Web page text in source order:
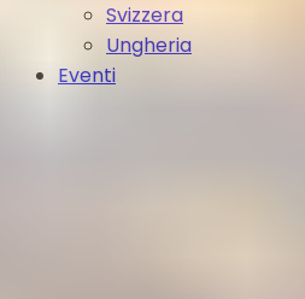
Svizzera
Ungheria
Eventi